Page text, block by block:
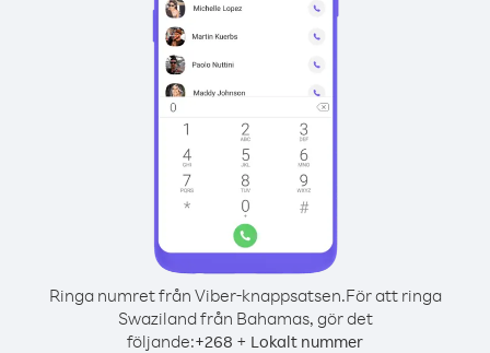
Ringa numret från Viber-knappsatsen.För att ringa
Swaziland från Bahamas, gör det
följande:+268 + Lokalt nummer